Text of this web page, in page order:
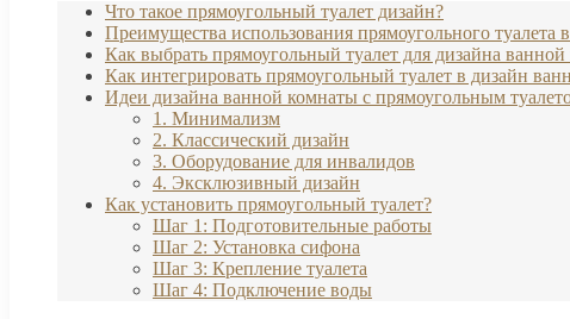
Что такое прямоугольный туалет дизайн?
Преимущества использования прямоугольного туалета
Как выбрать прямоугольный туалет для дизайна
Как интегрировать прямоугольный туалет в дизайн
Идеи дизайна ванной комнаты с прямоугольным
1. Минимализм
2. Классический дизайн
3. Оборудование для инвалидов
4. Эксклюзивный дизайн
Как установить прямоугольный туалет?
Шаг 1: Подготовительные работы
Шаг 2: Установка сифона
Шаг 3: Крепление туалета
Шаг 4: Подключение воды